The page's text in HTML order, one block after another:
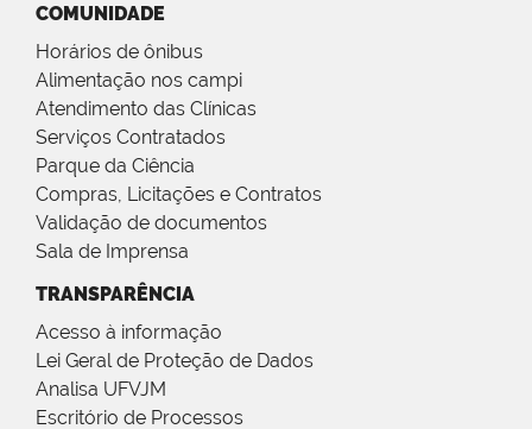
COMUNIDADE
Horários de ônibus
Alimentação nos campi
Atendimento das Clínicas
Serviços Contratados
Parque da Ciência
Compras, Licitações e Contratos
Validação de documentos
Sala de Imprensa
TRANSPARÊNCIA
Acesso à informação
Lei Geral de Proteção de Dados
Analisa UFVJM
Escritório de Processos